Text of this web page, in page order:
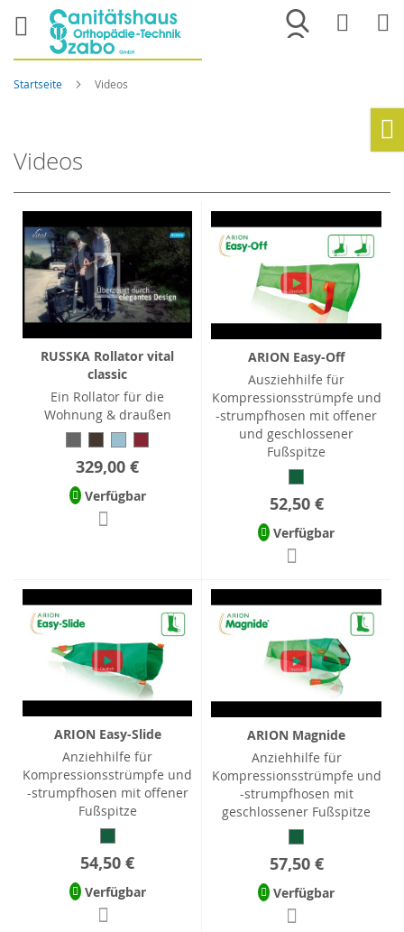
Merkliste
Startseite Videos
Videos
RUSSKA Rollator vital
classic
Ein Rollator für die
Wohnung & draußen
329,00 €
Verfügbar
ARION Easy-Off
Ausziehhilfe für
Kompressionsstrümpfe und
-strumpfhosen mit offener
und geschlossener
Fußspitze
52,50 €
Verfügbar
ARION Easy-Slide
Anziehhilfe für
Kompressionsstrümpfe und
-strumpfhosen mit offener
Fußspitze
54,50 €
Verfügbar
ARION Magnide
Anziehhilfe für
Kompressionsstrümpfe und
-strumpfhosen mit
geschlossener Fußspitze
57,50 €
Verfügbar